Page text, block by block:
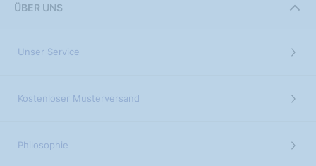
ÜBER UNS
Unser Service
Kostenloser Musterversand
Philosophie